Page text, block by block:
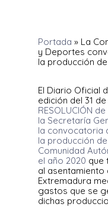
Portada » La
y Deportes
la producción
El Diario Oficial
edición del 31
RESOLUCIÓN
la Secretaría
la convocatoria
la producción
Comunidad
el año 2020 que
al asentamiento
Extremadura
gastos que se
dichas